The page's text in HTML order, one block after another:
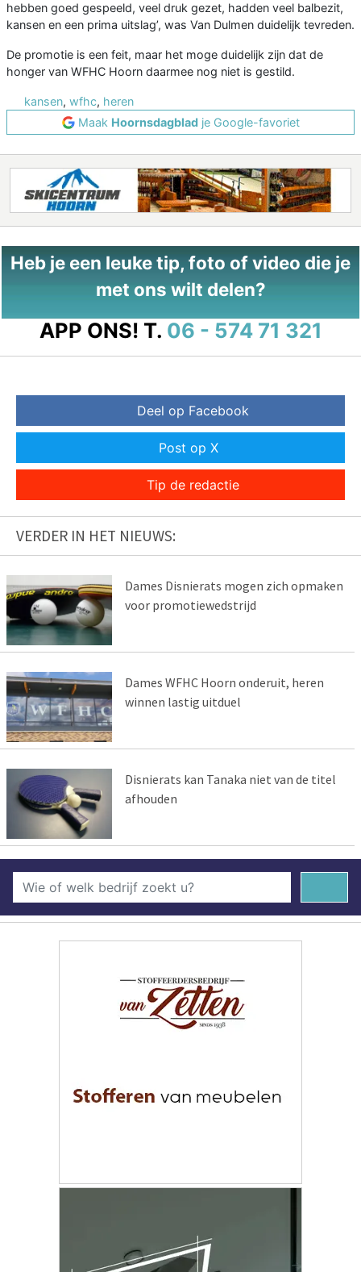
hebben goed gespeeld, veel druk gezet, hadden veel balbezit,
kansen en een prima uitslag’, was Van Dulmen duidelijk tevreden.
De promotie is een feit, maar het moge duidelijk zijn dat de
honger van WFHC Hoorn daarmee nog niet is gestild.
kansen, wfhc, heren
Maak Hoornsdagbladje Google-favoriet
Heb je een leuke tip, foto of video die je
met ons wilt delen?
APP ONS! T. 06 - 574 71 321
Deel op Facebook
Post op X
Tip de redactie
VERDER IN HET NIEUWS:
Dames Disnierats mogen zich opmaken
voor promotiewedstrijd
Dames WFHC Hoorn onderuit, heren
winnen lastig uitduel
Disnierats kan Tanaka niet van de titel
afhouden